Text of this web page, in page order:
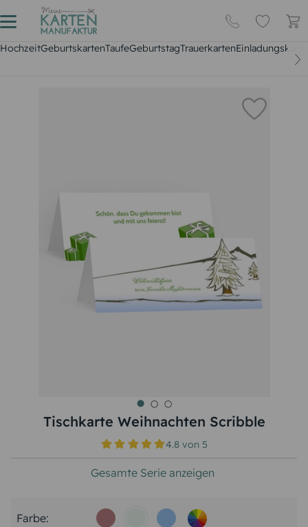
HochzeitGeburtskartenTaufeGeburtstagTrauerkarten
Tischkarte Weihnachten Scribble
4.8 von5
Gesamte Serie anzeigen
Farbe: